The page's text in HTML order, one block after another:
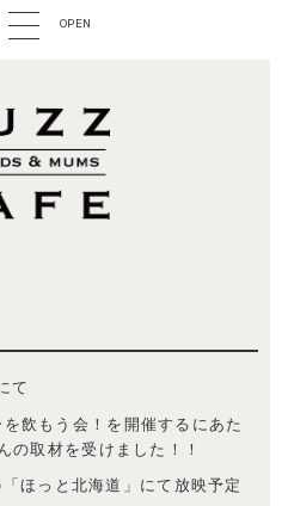
OPEN
て
飲もう会！を開催するにあた
の取材を受けました！！
ほっと北海道」にて放映予定